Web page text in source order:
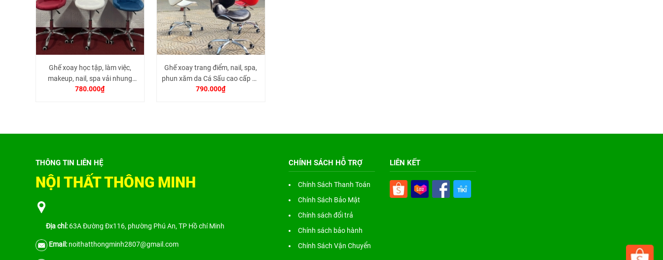
Ghế xoay học tập, làm việc,
makeup, nail, spa vải nhung
đính đá
780.000₫
Ghế xoay trang điểm, nail, spa,
phun xăm da Cá Sấu cao cấp có
tựa
790.000₫
THÔNG TIN LIÊN HỆ
NỘI THẤT THÔNG MINH
Địa chỉ: 63A Đường Đx116, phường Phú An, TP Hồ chí Minh
Email: noithatthongminh2807@gmail.com
CHÍNH SÁCH HỖ TRỢ
Chính Sách Thanh Toán
Chính Sách Bảo Mật
Chính sách đổi trả
Chính sách bảo hành
Chính Sách Vận Chuyển
LIÊN KẾT